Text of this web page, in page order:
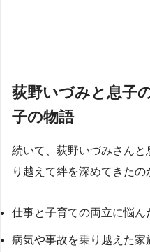
荻野いづみと息子
子の物語
続いて、荻野いづみさん
り越えて絆を深めてきたの
仕事と子育ての両立に悩ん
病気や事故を乗り越えた家